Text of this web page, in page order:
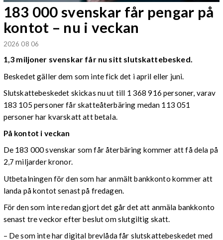
183 000 svenskar får pengar på
kontot – nu i veckan
2026 08 06
1,3 miljoner svenskar får nu sitt slutskattebesked.
Beskedet gäller dem som inte fick det i april eller juni.
Slutskattebeskedet skickas nu ut till 1 368 916 personer, varav
183 105 personer får skatteåterbäring medan 113 051
personer har kvarskatt att betala.
På kontot i veckan
De 183 000 svenskar som får återbäring kommer att få dela på
2,7 miljarder kronor.
Utbetalningen för den som har anmält bankkonto kommer att
landa på kontot senast på fredagen.
För den som inte redan gjort det går det att anmäla bankkonto
senast tre veckor efter beslut om slutgiltig skatt.
– De som inte har digital brevlåda får slutskattebeskedet med